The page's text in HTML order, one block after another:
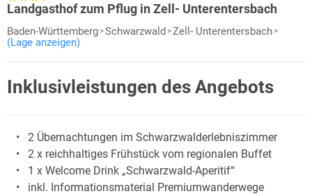
Landgasthof zum Pflug in Zell- Unterentersbach
Baden-Württemberg Schwarzwald Zell- Unterentersbach
(Lage anzeigen)
Inklusivleistungen des Angebots
2 Übernachtungen im Schwarzwalderlebniszimmer
2 x reichhaltiges Frühstück vom regionalen Buffet
1 x Welcome Drink „Schwarzwald-Aperitif“
inkl. Informationsmaterial Premiumwanderwege